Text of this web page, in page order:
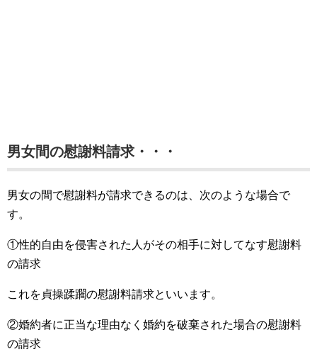
男女間の慰謝料請求・・・
男女の間で慰謝料が請求できるのは、次のような場合で
す。
①性的自由を侵害された人がその相手に対してなす慰謝料
の請求
これを貞操蹂躙の慰謝料請求といいます。
②婚約者に正当な理由なく婚約を破棄された場合の慰謝料
の請求